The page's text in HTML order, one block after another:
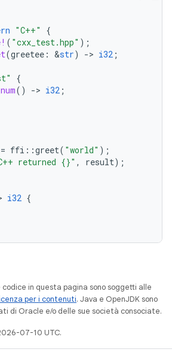
"C++"
{
( "cxx_test.hpp" );
(greetee : &str) -> i32 ;
{
() -> i32 ;
= ffi ::greet( "world" );
returned {}" , result);
i32 {
in questa pagina sono soggetti alle
per i contenuti. Java e OpenJDK sono
di Oracle e/o delle sue società consociate.
07-10 UTC.